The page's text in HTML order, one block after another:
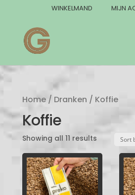
WINKELMAND MIJN
Home/ Dranken / Koffie
Koffie
Showing all 11 results